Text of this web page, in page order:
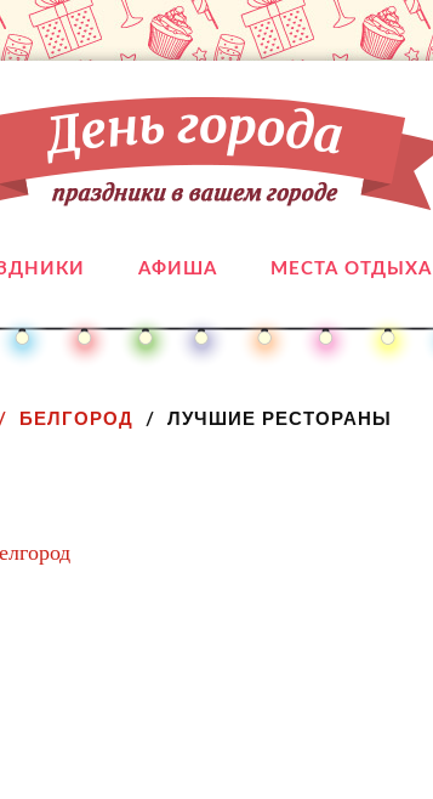
АФИША МЕСТА ОТДЫХА
БЕЛГОРОД ЛУЧШИЕ РЕСТОРАНЫ